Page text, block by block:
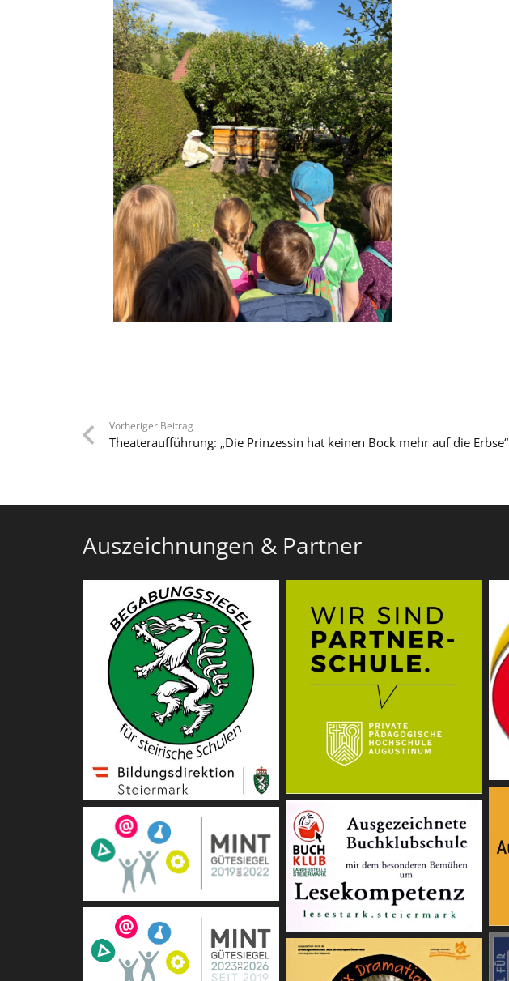
Vorheriger Beitrag
Theateraufführung: „Die Prinzessin hat keinen Bock mehr auf die Erbse“
Auszeichnungen & Partner